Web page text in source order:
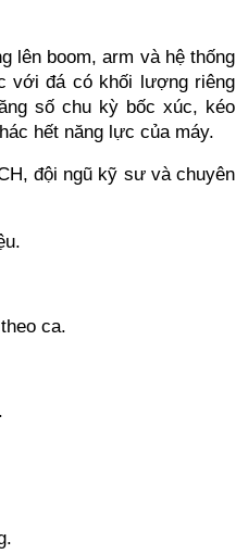
lên boom, arm và hệ thống
với đá có khối lượng riêng
số chu kỳ bốc xúc, kéo
hết năng lực của máy.
đội ngũ kỹ sư và chuyên
ca.